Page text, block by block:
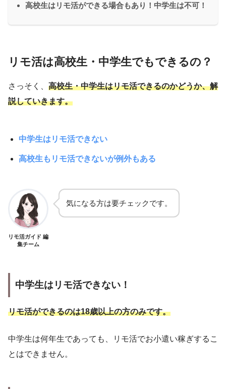
高校生はリモ活ができる場合もあり！中学生は不可！
リモ活は高校生・中学生でもできるの？
さっそく、 高校生・中学生はリモ活できるのかどうか、解
説していきます。
中学生はリモ活できない
高校生もリモ活できないが例外もある
リモ活ガイド 編
集チーム
気になる方は要チェックです。
中学生はリモ活できない！
リモ活ができるのは18歳以上の方のみです。
中学生は何年生であっても、リモ活でお小遣い稼ぎするこ
とはできません。